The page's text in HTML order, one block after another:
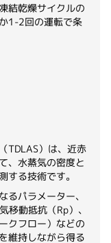
結乾燥サイクルの
1-2回の運転で条
TDLAS）は、近赤
、水蒸気の密度と
する技術です。
パラメーター、
移動抵抗（Rp）、
クフロー）などの
維持しながら得る